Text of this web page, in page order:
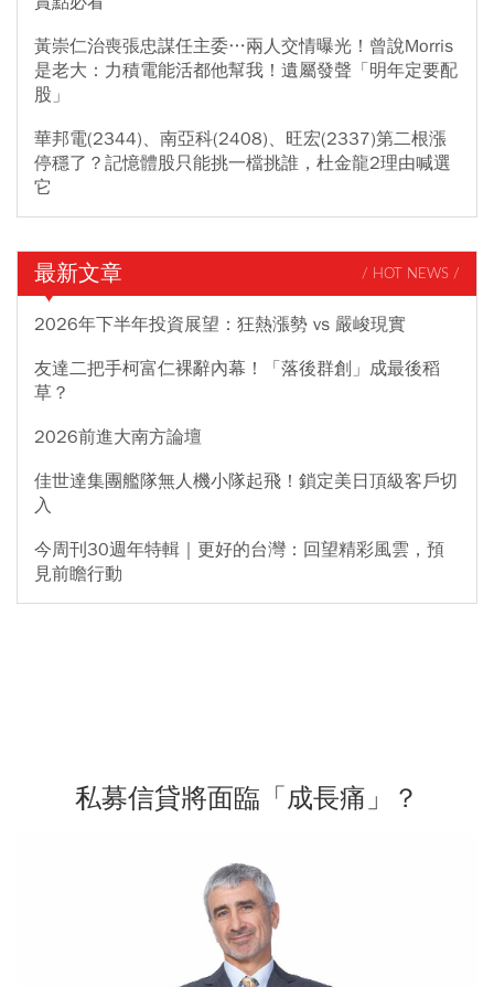
黃崇仁治喪張忠謀任主委…兩人交情曝光！曾說Morris
是老大：力積電能活都他幫我！遺屬發聲「明年定要配
股」
華邦電(2344)、南亞科(2408)、旺宏(2337)第二根漲
停穩了？記憶體股只能挑一檔挑誰，杜金龍2理由喊選
它
最新文章 / HOT NEWS /
2026年下半年投資展望：狂熱漲勢 vs 嚴峻現實
友達二把手柯富仁裸辭內幕！「落後群創」成最後稻
草？
2026前進大南方論壇
佳世達集團艦隊無人機小隊起飛！鎖定美日頂級客戶切
入
今周刊30週年特輯｜更好的台灣：回望精彩風雲，預
見前瞻行動
私募信貸將面臨「成長痛」？